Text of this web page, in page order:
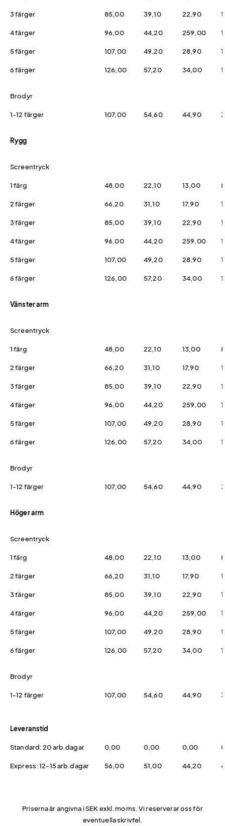
3 färger 85,00 39,10 22,90
4 färger 96,00 44,20 259,00
5 färger 107,00 49,20 28,90
6 färger 126,00 57,20 34,00
Brodyr
1-12 färger 107,00 54,60 44,90
Rygg
Screentryck
1 färg 48,00 22,10 13,00
2 färger 66,20 31,10 17,90
3 färger 85,00 39,10 22,90
4 färger 96,00 44,20 259,00
5 färger 107,00 49,20 28,90
6 färger 126,00 57,20 34,00
Vänster arm
Screentryck
1 färg 48,00 22,10 13,00
2 färger 66,20 31,10 17,90
3 färger 85,00 39,10 22,90
4 färger 96,00 44,20 259,00
5 färger 107,00 49,20 28,90
6 färger 126,00 57,20 34,00
Brodyr
1-12 färger 107,00 54,60 44,90
Höger arm
Screentryck
1 färg 48,00 22,10 13,00
2 färger 66,20 31,10 17,90
3 färger 85,00 39,10 22,90
4 färger 96,00 44,20 259,00
5 färger 107,00 49,20 28,90
6 färger 126,00 57,20 34,00
Brodyr
1-12 färger 107,00 54,60 44,90
Leveranstid
Standard: 20 arb.dagar 0,00 0,00 0,00
Express: 12-15 arb.dagar 56,00 51,00 44,20
Priserna är angivna i SEK exkl. moms. Vi reserverar oss för
eventuella skrivfel.